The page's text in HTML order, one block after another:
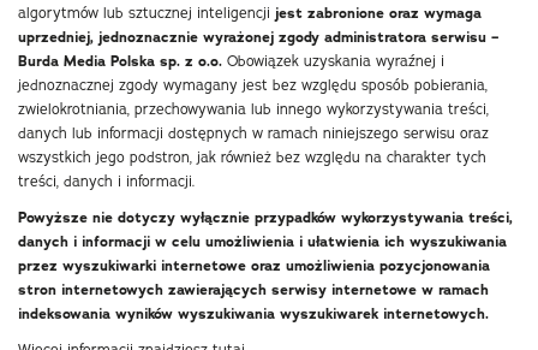
algorytmów lub sztucznej inteligencji jest zabronione oraz wymaga
uprzedniej, jednoznacznie wyrażonej zgody administratora serwisu –
Burda Media Polska sp. z o.o. Obowiązek uzyskania wyraźnej i
jednoznacznej zgody wymagany jest bez względu sposób pobierania,
zwielokrotniania, przechowywania lub innego wykorzystywania treści,
danych lub informacji dostępnych w ramach niniejszego serwisu oraz
wszystkich jego podstron, jak również bez względu na charakter tych
treści, danych i informacji.
Powyższe nie dotyczy wyłącznie przypadków wykorzystywania treści,
danych i informacji w celu umożliwienia i ułatwienia ich wyszukiwania
przez wyszukiwarki internetowe oraz umożliwienia pozycjonowania
stron internetowych zawierających serwisy internetowe w ramach
indeksowania wyników wyszukiwania wyszukiwarek internetowych.